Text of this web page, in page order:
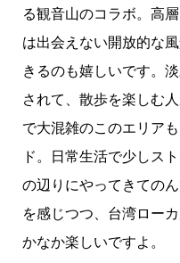
る観音山のコラボ。高
は出会えない開放的な
きるのも嬉しいです。
されて、散歩を楽しむ
で大混雑のこのエリア
ド。日常生活で少しス
の辺りにやってきての
を感じつつ、台湾ロー
かなか楽しいですよ。